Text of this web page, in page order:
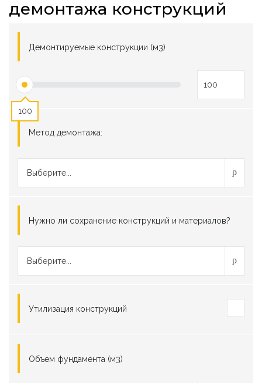
демонтажа конструкций
Демонтируемые конструкции (м3)
100
Метод демонтажа:
Выберите...
Нужно ли сохранение конструкций и материалов?
Выберите...
Утилизация конструкций
Объем фундамента (м3)